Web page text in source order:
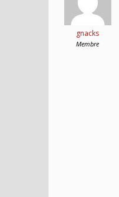
gnacks
Membre